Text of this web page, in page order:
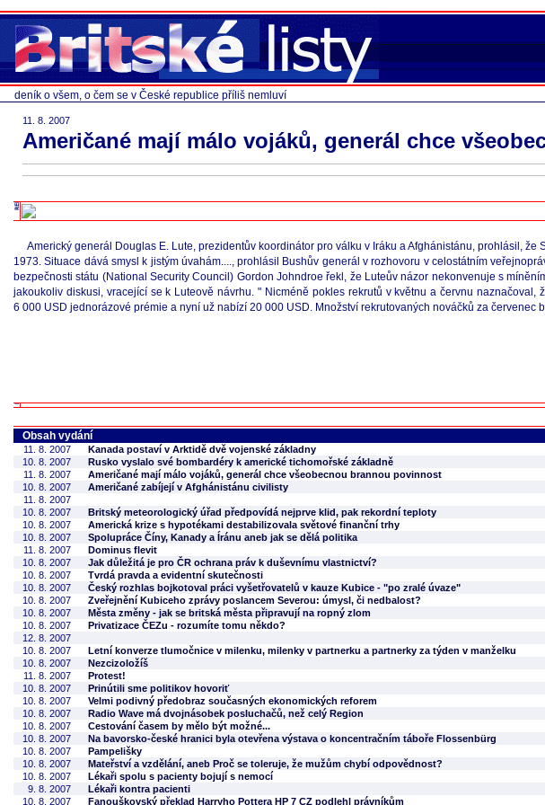
deník o všem, o čem se v České republice příliš nemluví
11. 8. 2007
Američané mají málo vojáků, generál chce
Americký generál Douglas E. Lute, prezidentův koordinátor pro válku v Iráku a Afghánistánu, prohlásil,
1973. Situace dává smysl k jistým úvahám...., prohlásil Bushův generál v rozhovoru v celostátním
bezpečnosti státu (National Security Council) Gordon Johndroe řekl, že Luteův názor nekonvenuje s
jakoukoliv diskusi, vracející se k Luteově návrhu. " Nicméně pokles rekrutů v květnu a červnu
6 000 USD jednorázové prémie a nyní už nabízí 20 000 USD. Množství rekrutovaných nováčků za červenec
Obsah vydání
11. 8. 2007
Kanada postaví v Arktidě dvě vojenské základny
10. 8. 2007
Rusko vyslalo své bombardéry k americké tichomořské základně
11. 8. 2007
Američané mají málo vojáků, generál chce všeobecnou brannou povinnost
10. 8. 2007
Američané zabíjejí v Afghánistánu civilisty
11. 8. 2007
10. 8. 2007
Britský meteorologický úřad předpovídá nejprve klid, pak rekordní teploty
10. 8. 2007
Americká krize s hypotékami destabilizovala světové finanční trhy
10. 8. 2007
Spolupráce Číny, Kanady a Íránu aneb jak se dělá politika
11. 8. 2007
Dominus flevit
10. 8. 2007
Jak důležitá je pro ČR ochrana práv k duševnímu vlastnictví?
10. 8. 2007
Tvrdá pravda a evidentní skutečnosti
10. 8. 2007
Český rozhlas bojkotoval práci vyšetřovatelů v kauze Kubice - "po zralé úvaze"
10. 8. 2007
Zveřejnění Kubiceho zprávy poslancem Severou: úmysl, či nedbalost?
10. 8. 2007
Města změny - jak se britská města připravují na ropný zlom
10. 8. 2007
Privatizace ČEZu - rozumíte tomu někdo?
12. 8. 2007
10. 8. 2007
Letní konverze tlumočnice v milenku, milenky v partnerku a partnerky za týden v manželku
10. 8. 2007
Nezcizoložíš
11. 8. 2007
Protest!
10. 8. 2007
Prinútili sme politikov hovoriť
10. 8. 2007
Velmi podivný předobraz současných ekonomických reforem
10. 8. 2007
Radio Wave má dvojnásobek posluchačů, než celý Region
10. 8. 2007
Cestování časem by mělo být možné...
10. 8. 2007
Na bavorsko-české hranici byla otevřena výstava o koncentračním táboře Flossenbürg
10. 8. 2007
Pampelišky
10. 8. 2007
Mateřství a vzdělání, aneb Proč se toleruje, že mužům chybí odpovědnost?
10. 8. 2007
Lékaři spolu s pacienty bojují s nemocí
9. 8. 2007
Lékaři kontra pacienti
10. 8. 2007
Fanouškovský překlad Harryho Pottera HP 7 CZ podlehl právníkům